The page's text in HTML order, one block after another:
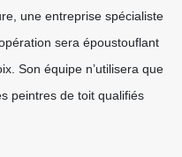
une entreprise spécialiste
sera époustouflant
Son équipe n’utilisera que
peintres de toit qualifiés